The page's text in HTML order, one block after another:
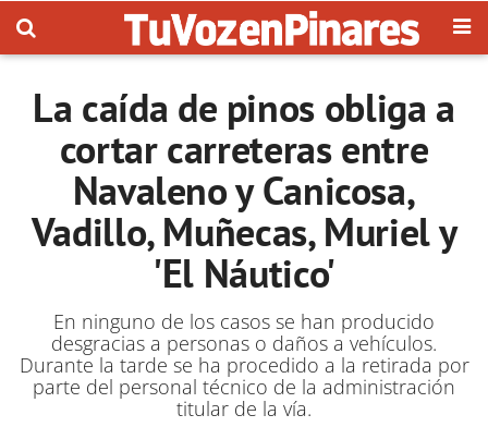
La caída de pinos obliga a
cortar carreteras entre
Navaleno y Canicosa,
Vadillo, Muñecas, Muriel y
'El Náutico'
En ninguno de los casos se han producido
desgracias a personas o daños a vehículos.
Durante la tarde se ha procedido a la retirada por
parte del personal técnico de la administración
titular de la vía.